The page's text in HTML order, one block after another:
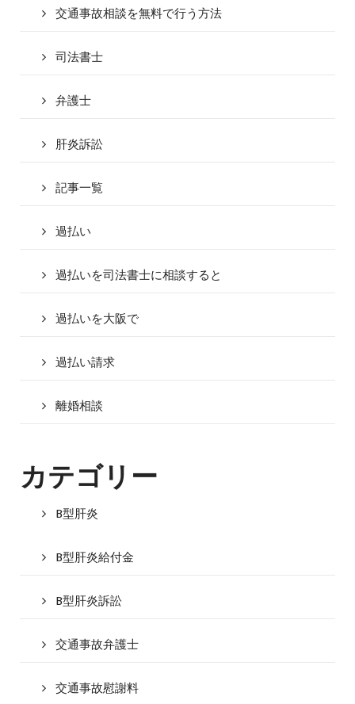
交通事故相談を無料で行う方法
司法書士
弁護士
肝炎訴訟
記事一覧
過払い
過払いを司法書士に相談すると
過払いを大阪で
過払い請求
離婚相談
カテゴリー
B型肝炎
B型肝炎給付金
B型肝炎訴訟
交通事故弁護士
交通事故慰謝料